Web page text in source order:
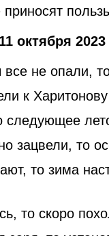
приносят
октября 2023
не опали,
к
следующее
зацвели, то
то зима
то скоро